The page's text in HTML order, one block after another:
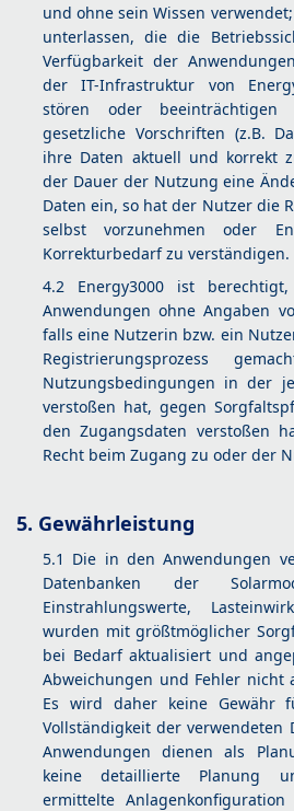
und ohne sein Wissen
unterlassen, die die
Verfügbarkeit der
der IT-Infrastruktur von
stören oder
gesetzliche Vorschriften (z.B.
ihre Daten aktuell und korrekt
der Dauer der Nutzung eine
Daten ein, so hat der Nutzer die
selbst vorzunehmen oder
Korrekturbedarf zu verständigen.
4.2 Energy3000 ist
Anwendungen ohne Angaben
falls eine Nutzerin bzw. ein
Registrierungsprozess
Nutzungsbedingungen in der
verstoßen hat, gegen
den Zugangsdaten verstoßen
Recht beim Zugang zu oder der
5. Gewährleistung
5.1 Die in den Anwendungen
Datenbanken der
Einstrahlungswerte,
wurden mit größtmöglicher
bei Bedarf aktualisiert und
Abweichungen und Fehler nicht
Es wird daher keine Gewähr
Vollständigkeit der verwendeten
Anwendungen dienen als
keine detaillierte Planung
ermittelte